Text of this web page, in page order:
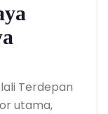
Terdepan
utama,